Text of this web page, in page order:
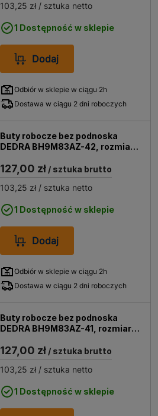
103,25 zł / sztuka netto
1 Dostępność w sklepie
Dodaj
Odbiór w sklepie w ciągu 2h
Dostawa w ciągu 2 dni roboczych
Buty robocze bez podnoska
DEDRA BH9M83AZ-42, rozmiar
127,00 zł / sztuka brutto
103,25 zł / sztuka netto
1 Dostępność w sklepie
Dodaj
Odbiór w sklepie w ciągu 2h
Dostawa w ciągu 2 dni roboczych
Buty robocze bez podnoska
DEDRA BH9M83AZ-41, rozmiar
127,00 zł / sztuka brutto
103,25 zł / sztuka netto
1 Dostępność w sklepie